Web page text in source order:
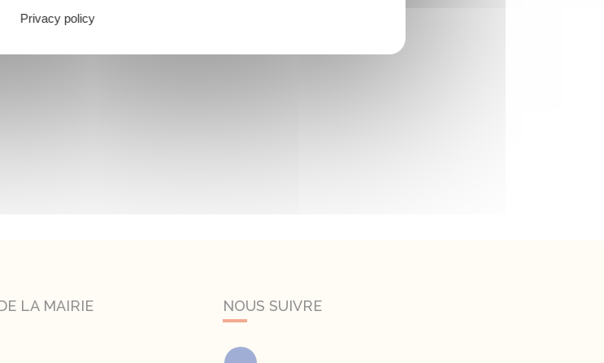
LA MAIRIE NOUS SUIVRE
Privacy policy